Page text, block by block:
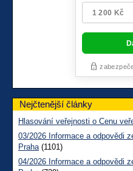
Nejčtenější články
Hlasování veřejnosti o Cenu
03/2026 Informace a odpovědi
Praha(1101)
04/2026 Informace a odpovědi